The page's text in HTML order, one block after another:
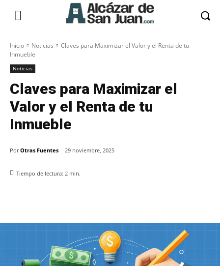
Inicio Noticias
Claves para Maximizar el Valor y el Renta de tu
Inmueble
Noticias
Claves para Maximizar el
Valor y el Renta de tu
Inmueble
Por Otras Fuentes 29 noviembre, 2025
Tiempo de lectura: 2 min.